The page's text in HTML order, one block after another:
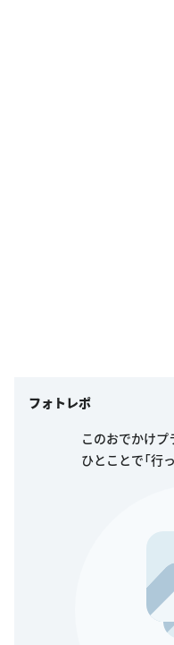
フォトレポ
このおでかけプ
ひとことで「行